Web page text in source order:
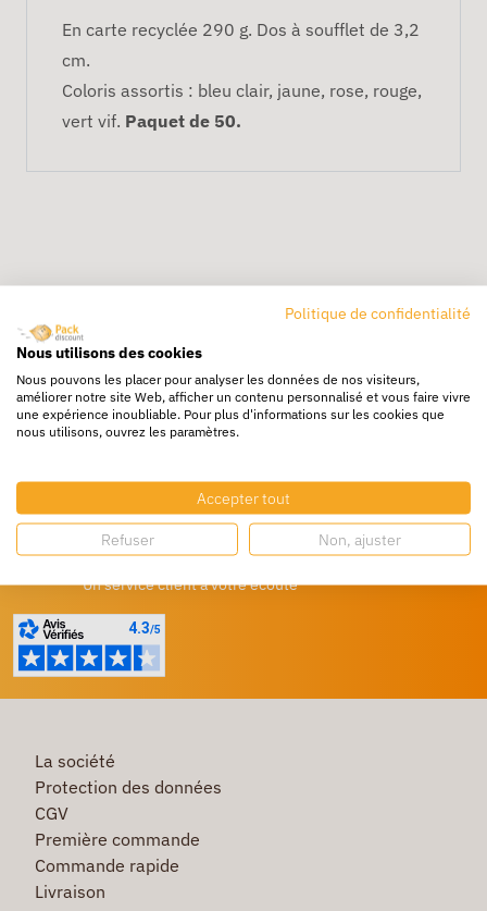
En carte recyclée 290 g. Dos à soufflet de 3,2
cm.
Coloris assortis : bleu clair, jaune, rose, rouge,
vert vif. Paquet de 50.
Livraison rapide
24/72h partout en europe
Livraison gratuite
Dès 250€ HT d’achat
Destockage
Profitez de prix bas toute l’année
Besoin d'aide ?
Un service client à votre écoute
La société
Protection des données
CGV
Première commande
Commande rapide
Livraison
Politique de confidentialité
Nous utilisons des cookies
Nous pouvons les placer pour analyser les données de nos visiteurs,
améliorer notre site Web, afficher un contenu personnalisé et vous faire vivre
une expérience inoubliable. Pour plus d'informations sur les cookies que
nous utilisons, ouvrez les paramètres.
Accepter tout
Refuser Non, ajuster